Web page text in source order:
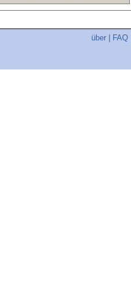
über FAQ